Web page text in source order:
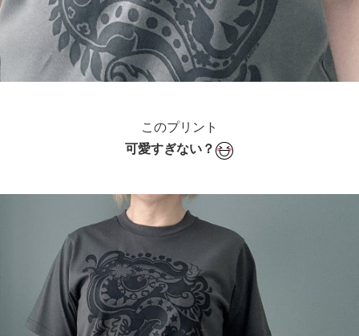
このプリント
可愛すぎない？